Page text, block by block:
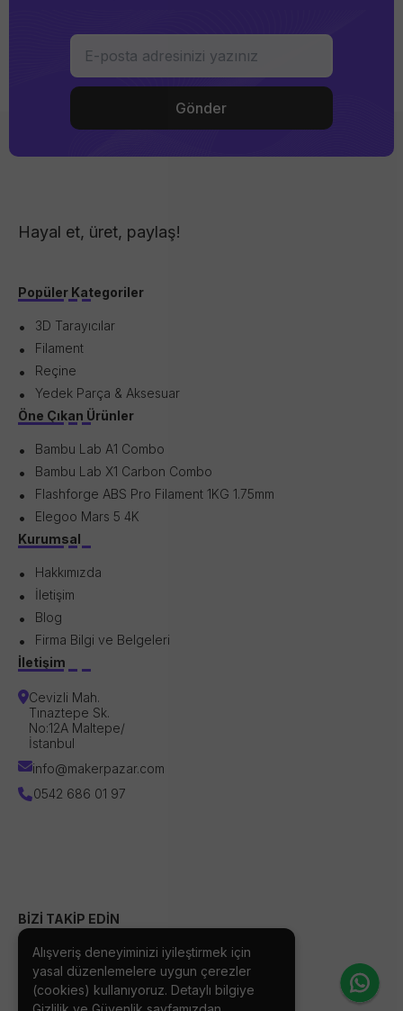
Hayal et, üret, paylaş!
Popüler Kategoriler
3D Tarayıcılar
Filament
Reçine
Yedek Parça & Aksesuar
Öne Çıkan Ürünler
Bambu Lab A1 Combo
Bambu Lab X1 Carbon Combo
Flashforge ABS Pro Filament 1KG 1.75mm
Elegoo Mars 5 4K
Kurumsal
Hakkımızda
İletişim
Blog
Firma Bilgi ve Belgeleri
İletişim
Cevizli Mah.
Tınaztepe Sk.
No:12A Maltepe/
İstanbul
info@makerpazar.com
0542 686 01 97
BİZİ TAKİP EDİN
Alışveriş deneyiminizi iyileştirmek için
yasal düzenlemelere uygun çerezler
(cookies) kullanıyoruz. Detaylı bilgiye